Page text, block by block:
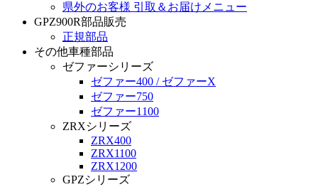
県外のお客様 引取＆お届けメニュー
GPZ900R部品販売
正規部品
その他車種部品
ゼファーシリーズ
ゼファー400 / ゼファーX
ゼファー750
ゼファー1100
ZRXシリーズ
ZRX400
ZRX1100
ZRX1200
GPZシリーズ